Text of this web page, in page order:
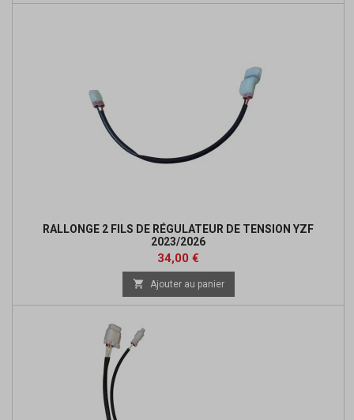
RALLONGE 2 FILS DE RÉGULATEUR DE TENSION YZF
2023/2026
Prix
34,00 €
 Ajouter au panier